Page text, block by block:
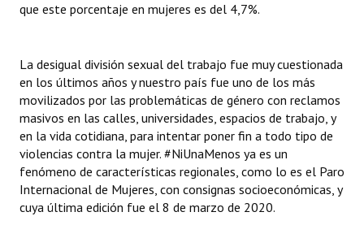
que este porcentaje en mujeres es del 4,7%.
La desigual división sexual del trabajo fue muy cuestionada
en los últimos años y nuestro país fue uno de los más
movilizados por las problemáticas de género con reclamos
masivos en las calles, universidades, espacios de trabajo, y
en la vida cotidiana, para intentar poner fin a todo tipo de
violencias contra la mujer. #NiUnaMenos ya es un
fenómeno de características regionales, como lo es el Paro
Internacional de Mujeres, con consignas socioeconómicas, y
cuya última edición fue el 8 de marzo de 2020.